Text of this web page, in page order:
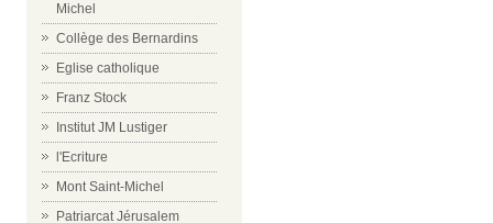
Michel
Collège des Bernardins
Eglise catholique
Franz Stock
Institut JM Lustiger
l'Ecriture
Mont Saint-Michel
Patriarcat Jérusalem